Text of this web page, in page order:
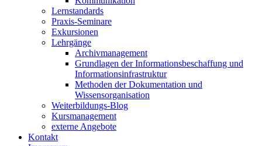
Lernstandards
Praxis-Seminare
Exkursionen
Lehrgänge
Archivmanagement
Grundlagen der Informationsbeschaffung und
Informationsinfrastruktur
Methoden der Dokumentation und
Wissensorganisation
Weiterbildungs-Blog
Kursmanagement
externe Angebote
Kontakt